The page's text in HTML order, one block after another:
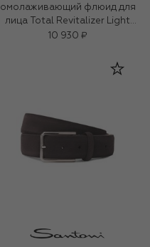
омолаживающий флюид для
лица Total Revitalizer Light
Fluid (70ml)
10 930 ₽